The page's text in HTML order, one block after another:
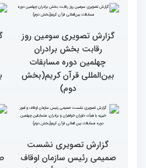
گزارش تصویری حضور
اصحاب رسانه درچهلمین
دوره مسابقات بین المللی
قران کریم (بخش اول)
کتاب قرآن با قلب ما مرتبط
و قابل توصیف نیست